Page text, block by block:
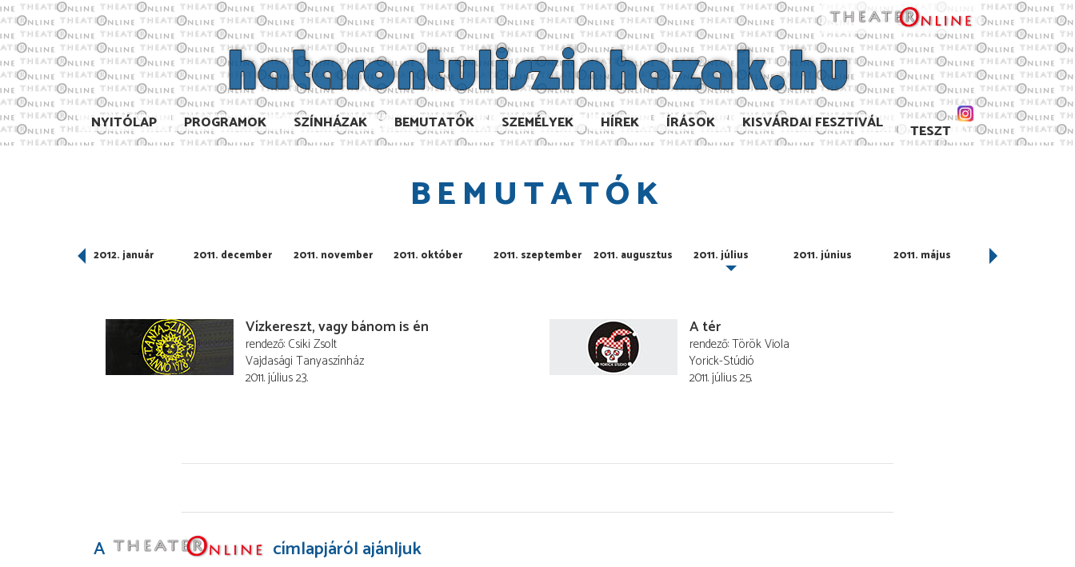
NYITÓLAP PROGRAMOK SZÍNHÁZAK BEMUTATÓK SZEMÉLYEK HÍREK ÍRÁSOK KISVÁRDAI FESZTIVÁL TESZT
BEMUTATÓK
2012. január 2011. december 2011. november 2011. október 2011. szeptember 2011. augusztus 2011. július 2011. június 2011. május 2011. április
Vízkereszt, vagy bánom is én
rendező Csiki Zsolt
Vajdasági Tanyaszínház
2011. július 23.
A tér
rendező Török Viola
Yorick-Stúdió
2011. július 25.
A címlapjáról ajánljuk